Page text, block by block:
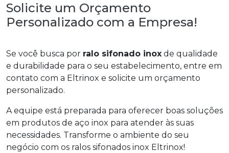
Solicite um Orçamento
Personalizado com a Empresa!
Se você busca por ralo sifonado inox de qualidade
e durabilidade para o seu estabelecimento, entre em
contato com a Eltrinox e solicite um orçamento
personalizado.
A equipe está preparada para oferecer boas soluções
em produtos de aço inox para atender às suas
necessidades. Transforme o ambiente do seu
negócio com os ralos sifonados inox Eltrinox!